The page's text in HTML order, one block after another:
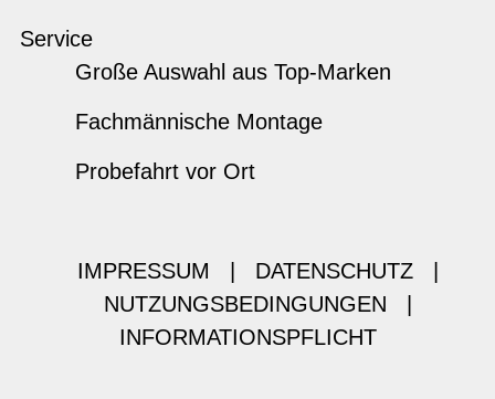
Service
Große Auswahl aus Top-Marken
Fachmännische Montage
Probefahrt vor Ort
IMPRESSUM DATENSCHUTZ
NUTZUNGSBEDINGUNGEN
INFORMATIONSPFLICHT